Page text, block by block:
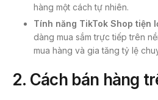
hàng một cách tự nhiên.
Tính năng TikTok Shop tiện
dàng mua sắm trực tiếp trên
mua hàng và gia tăng tỷ lệ
2. Cách bán hàng